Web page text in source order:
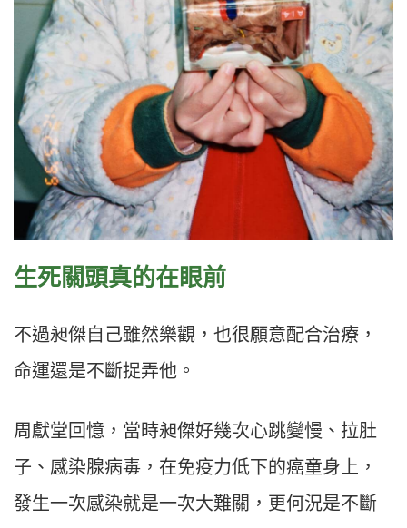
生死關頭真的在眼前
不過昶傑自己雖然樂觀，也很願意配合治療，
命運還是不斷捉弄他。
周獻堂回憶，當時昶傑好幾次心跳變慢、拉肚
子、感染腺病毒，在免疫力低下的癌童身上，
發生一次感染就是一次大難關，更何況是不斷